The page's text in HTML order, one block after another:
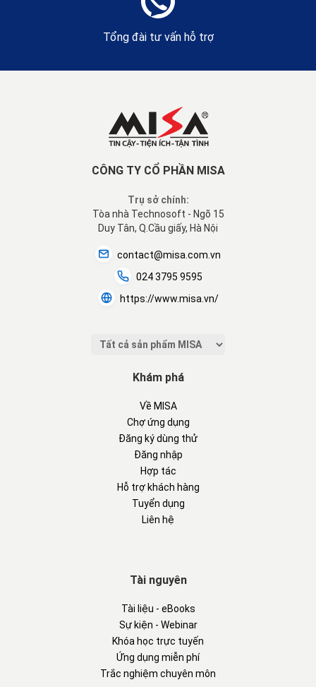
Tổng đài tư vấn hỗ trợ
CÔNG TY CỔ PHẦN MISA
Trụ sở chính:
Tòa nhà Technosoft - Ngõ 15
Duy Tân, Q.Cầu giấy, Hà Nội
contact@misa.com.vn
024 3795 9595
https://www.misa.vn/
Khám phá
Về MISA
Chợ ứng dụng
Đăng ký dùng thử
Đăng nhập
Hợp tác
Hỗ trợ khách hàng
Tuyển dụng
Liên hệ
Tài nguyên
Tài liệu - eBooks
Sự kiện - Webinar
Khóa học trực tuyến
Ứng dụng miễn phí
Trắc nghiệm chuyên môn